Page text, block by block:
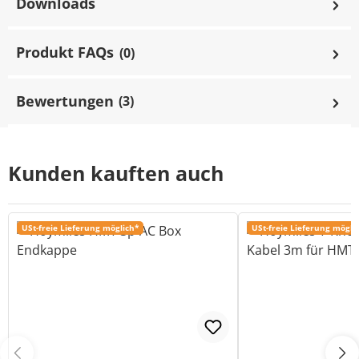
Produkt FAQs (0)
Bewertungen (3)
Kunden kauften auch
USt-freie Lieferung möglich* USt-freie Lieferung